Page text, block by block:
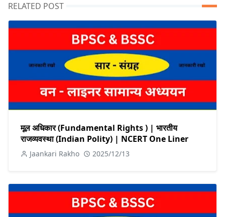
RELATED POST
मूल अधिकार (Fundamental Rights ) | भारतीय
राजव्यवस्था (Indian Polity) | NCERT One Liner
Jaankari Rakho 2025/12/13